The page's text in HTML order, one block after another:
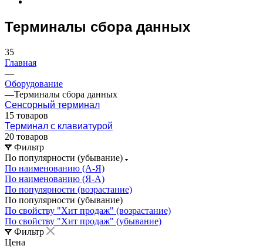
Терминалы сбора данных
35
Главная
—
Оборудование
—Терминалы сбора данных
Сенсорный терминал
15 товаров
Терминал с клавиатурой
20 товаров
Фильтр
По популярности (убывание)
По наименованию (А-Я)
По наименованию (Я-А)
По популярности (возрастание)
По популярности (убывание)
По свойству "Хит продаж" (возрастание)
По свойству "Хит продаж" (убывание)
Фильтр
Цена